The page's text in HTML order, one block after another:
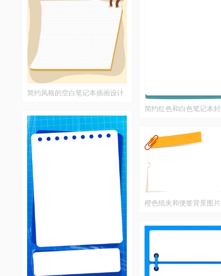
简约风格的空白笔记本插画设计
简约红色和白色笔记本
橙色纸夹和便签背景图片